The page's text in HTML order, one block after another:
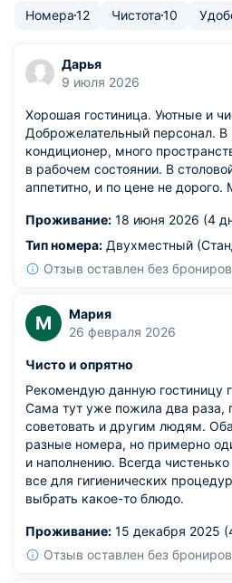
Номера12 Чистота10
Дарья
9 июля 2026
Хорошая гостиница. Уютные и
Доброжелательный персонал. В
кондиционер, много
в рабочем состоянии. В
аппетитно, и по цене не
Проживание: 18 июня 2026 (4
Тип номера: Двухместный
Отзыв оставлен без
М
Мария
26 февраля 2026
Чисто и опрятно
Рекомендую данную гостиницу
Сама тут уже пожила два раза,
советовать и другим людям.
разные номера, но примерно
и наполнению. Всегда
все для гигиенических
выбрать какое-то блюдо.
Проживание: 15 декабря 2025
Отзыв оставлен без